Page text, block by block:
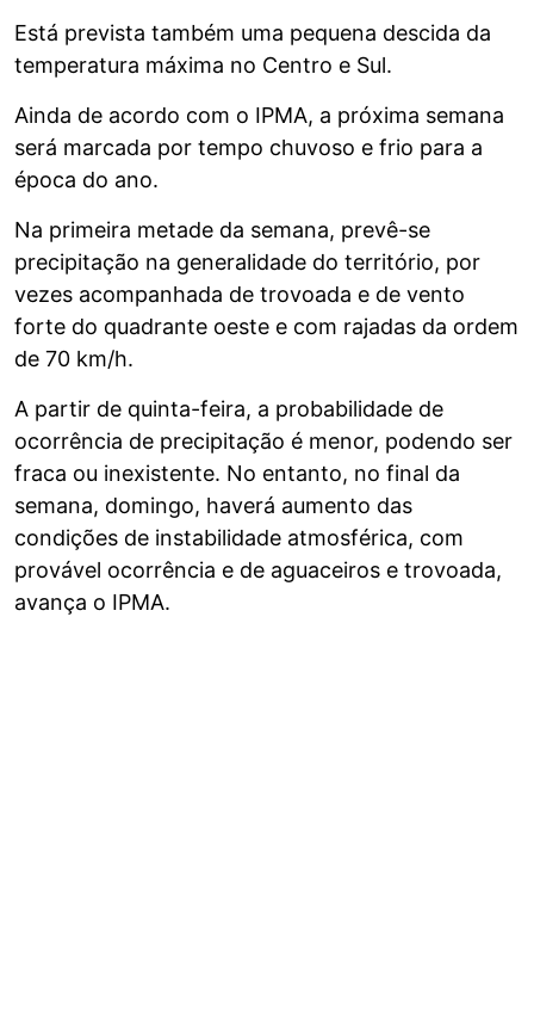
Está prevista também uma pequena descida da
temperatura máxima no Centro e Sul.
Ainda de acordo com o IPMA, a próxima semana
será marcada por tempo chuvoso e frio para a
época do ano.
Na primeira metade da semana, prevê-se
precipitação na generalidade do território, por
vezes acompanhada de trovoada e de vento
forte do quadrante oeste e com rajadas da ordem
de 70 km/h.
A partir de quinta-feira, a probabilidade de
ocorrência de precipitação é menor, podendo ser
fraca ou inexistente. No entanto, no final da
semana, domingo, haverá aumento das
condições de instabilidade atmosférica, com
provável ocorrência e de aguaceiros e trovoada,
avança o IPMA.